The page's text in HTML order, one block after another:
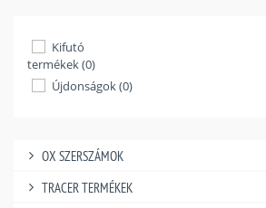
Kifutó
termékek (0)
Újdonságok (0)
OX SZERSZÁMOK
TRACER TERMÉKEK